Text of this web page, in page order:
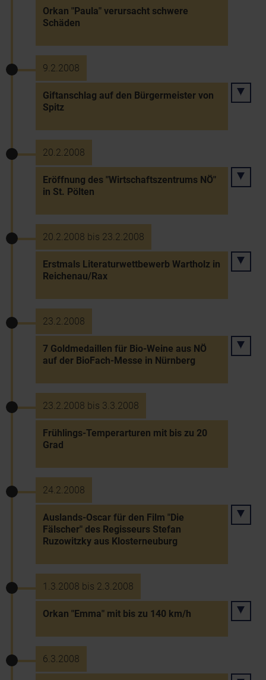
Orkan "Paula" verursacht schwere
Schäden
9.2.2008
Giftanschlag auf den Bürgermeister von
Spitz
20.2.2008
Eröffnung des "Wirtschaftszentrums NÖ"
in St. Pölten
20.2.2008 bis 23.2.2008
Erstmals Literaturwettbewerb Wartholz in
Reichenau/Rax
23.2.2008
7 Goldmedaillen für Bio-Weine aus NÖ
auf der BioFach-Messe in Nürnberg
23.2.2008 bis 3.3.2008
Frühlings-Temperarturen mit bis zu 20
Grad
24.2.2008
Auslands-Oscar für den Film "Die
Fälscher" des Regisseurs Stefan
Ruzowitzky aus Klosterneuburg
1.3.2008 bis 2.3.2008
Orkan "Emma" mit bis zu 140 km/h
6.3.2008